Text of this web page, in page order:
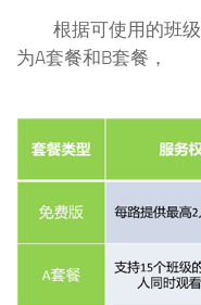
根据可使用的班级
为A套餐和B套餐，